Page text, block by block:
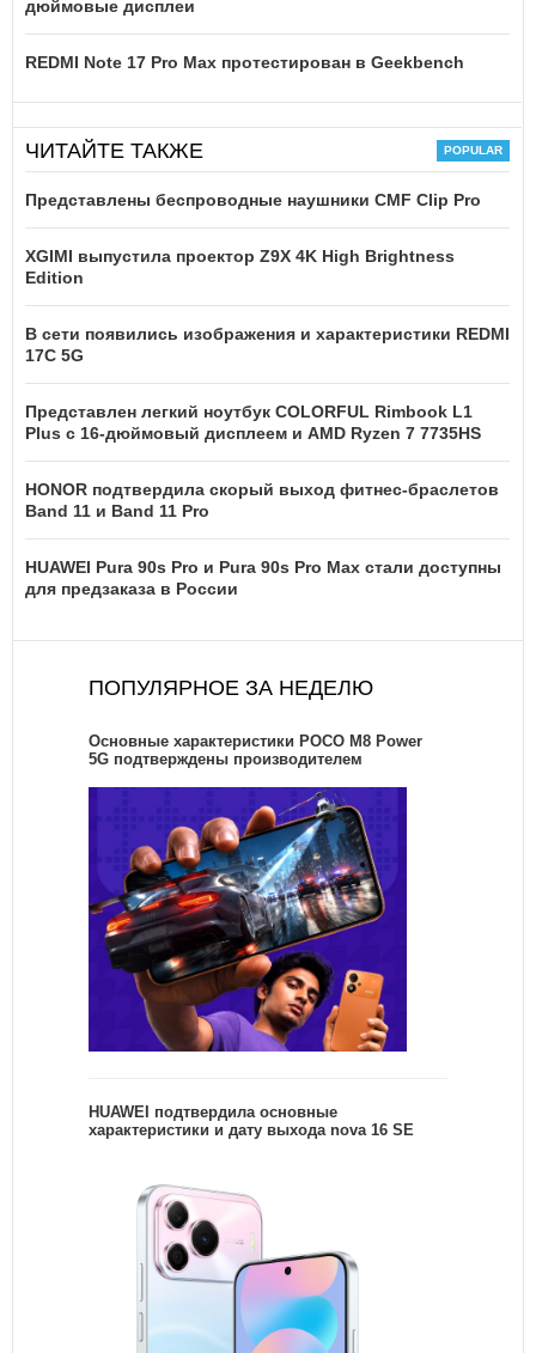
дюймовые дисплеи
REDMI Note 17 Pro Max протестирован в Geekbench
ЧИТАЙТЕ ТАКЖЕ
Представлены беспроводные наушники CMF Clip Pro
XGIMI выпустила проектор Z9X 4K High Brightness
Edition
В сети появились изображения и характеристики REDMI
17C 5G
Представлен легкий ноутбук COLORFUL Rimbook L1
Plus с 16-дюймовый дисплеем и AMD Ryzen 7 7735HS
HONOR подтвердила скорый выход фитнес-браслетов
Band 11 и Band 11 Pro
HUAWEI Pura 90s Pro и Pura 90s Pro Max стали доступны
для предзаказа в России
ПОПУЛЯРНОЕ ЗА НЕДЕЛЮ
Основные характеристики POCO M8 Power
5G подтверждены производителем
HUAWEI подтвердила основные
характеристики и дату выхода nova 16 SE